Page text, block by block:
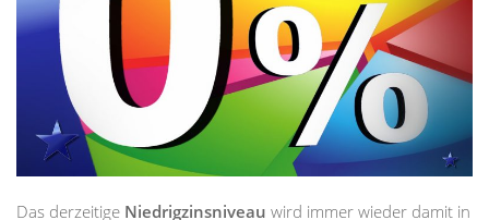
Das derzeitige Niedrigzinsniveau wird immer wieder damit in